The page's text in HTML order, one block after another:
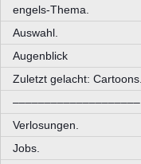
engels-Thema.
Auswahl.
Augenblick
Zuletzt gelacht: Cartoons.
––––––––––––––––––––
Verlosungen.
Jobs.